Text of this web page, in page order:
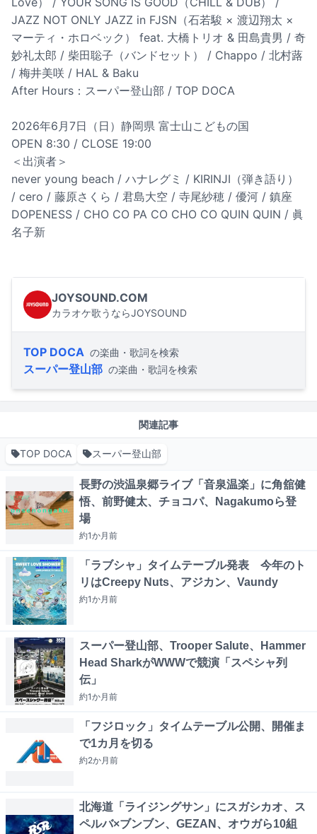
JAZZ NOT ONLY JAZZ in FJSN（石若駿 × 渡辺翔太 ×
マーティ・ホロベック） feat. 大橋トリオ & 田島貴男 / 奇
妙礼太郎 / 柴田聡子（バンドセット） / Chappo / 北村蕗
/ 梅井美咲 / HAL & Baku
After Hours：スーパー登山部 / TOP DOCA
2026年6月7日（日）静岡県 富士山こどもの国
OPEN 8:30 / CLOSE 19:00
＜出演者＞
never young beach / ハナレグミ / KIRINJI（弾き語り）
/ cero / 藤原さくら / 君島大空 / 寺尾紗穂 / 優河 / 鎮座
DOPENESS / CHO CO PA CO CHO CO QUIN QUIN / 眞
名子新
JOYSOUND.COM
カラオケ歌うならJOYSOUND
TOP DOCA の楽曲・歌詞を検索
スーパー登山部 の楽曲・歌詞を検索
関連記事
TOP DOCA スーパー登山部
長野の渋温泉郷ライブ「音泉温楽」に角舘健
悟、前野健太、チョコパ、Nagakumoら登
場
約1か月前
「ラブシャ」タイムテーブル発表 今年のト
リはCreepy Nuts、アジカン、Vaundy
約1か月前
スーパー登山部、Trooper Salute、Hammer
Head SharkがWWWで競演「スペシャ列
伝」
約1か月前
「フジロック」タイムテーブル公開、開催ま
で1カ月を切る
約2か月前
北海道「ライジングサン」にスガシカオ、ス
ペルバ×ブンブン、GEZAN、オウガら10組